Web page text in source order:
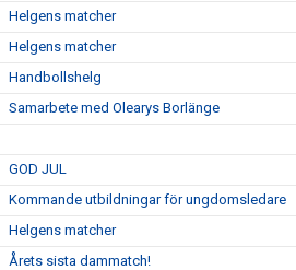
Helgens matcher
Helgens matcher
Handbollshelg
Samarbete med Olearys Borlänge
GOD JUL
Kommande utbildningar för ungdomsledare
Helgens matcher
Årets sista dammatch!